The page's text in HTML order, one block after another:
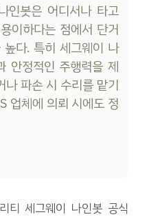
인봇은 어디서나 타고
이하다는 점에서 단거
다. 특히 세그웨이 나
안정적인 주행력을 제
나 파손 시 수리를 맡기
업체에 의뢰 시에도 정
티 세그웨이 나인봇 공식